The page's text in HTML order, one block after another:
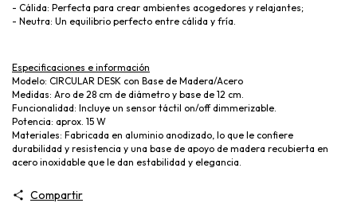
- Cálida: Perfecta para crear ambientes acogedores y relajantes;
- Neutra: Un equilibrio perfecto entre cálida y fría.
Especificaciones e información
Modelo: CIRCULAR DESK con Base de Madera/Acero
Medidas: Aro de 28 cm de diámetro y base de 12 cm.
Funcionalidad: Incluye un sensor táctil on/off dimmerizable.
Potencia: aprox. 15 W
Materiales: Fabricada en aluminio anodizado, lo que le confiere
durabilidad y resistencia y una base de apoyo de madera recubierta en
acero inoxidable que le dan estabilidad y elegancia.
Compartir